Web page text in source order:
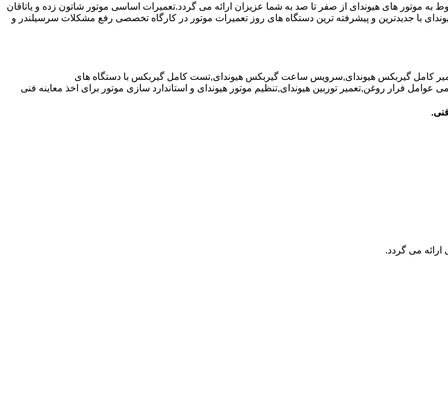
به موتور های هیوندای از صفر تا صد به شما عزیزان ارائه می گردد.تعمیرات اساسی موتور شاتون زده و یاتاقان
با جدیدترین و پیشرفته ترین دستگاه های روز تعمیرات موتور در کارگاه تخصصی رفع مشکلات سرسیلندر و
کامل گیربکس هیوندای,سرویس ساعت گیربکس هیوندای,تست کامل گیربکس با دستگاه های
فرار روغن,تعمیر توربین هیوندای,تنظیم موتور هیوندای و استاندارد سازی موتور برای اخذ معاینه فنی
می گردد.